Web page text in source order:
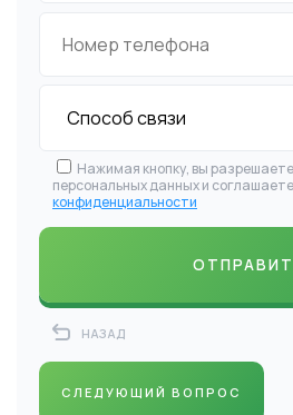
Нажимая кнопку, вы
персональных данных и
конфиденциальности
НАЗАД
СЛЕДУЮЩИЙ ВОПРОС